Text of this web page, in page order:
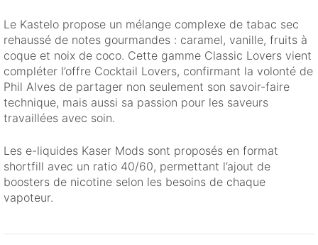
Le Kastelo propose un mélange complexe de tabac sec
rehaussé de notes gourmandes : caramel, vanille, fruits à
coque et noix de coco. Cette gamme Classic Lovers vient
compléter l’offre Cocktail Lovers, confirmant la volonté de
Phil Alves de partager non seulement son savoir-faire
technique, mais aussi sa passion pour les saveurs
travaillées avec soin.
Les e-liquides Kaser Mods sont proposés en format
shortfill avec un ratio 40/60, permettant l’ajout de
boosters de nicotine selon les besoins de chaque
vapoteur.